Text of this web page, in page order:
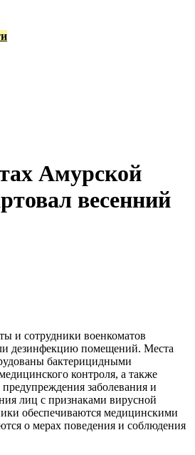
Амурской
весенний
и сотрудники военкоматов
дезинфекцию помещений. Места
бактерицидными
контроля, а также
заболевания и
лиц с признаками вирусной
обеспечиваются медицинскими
о мерах поведения и соблюдения